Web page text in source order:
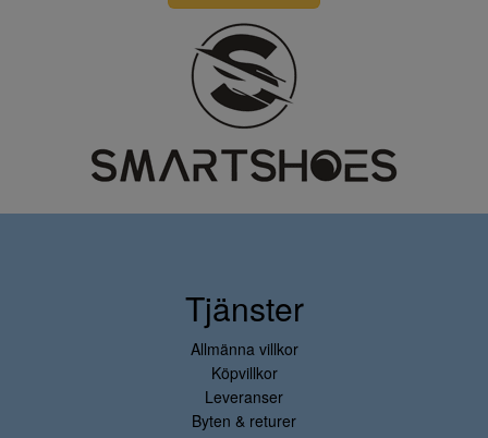
Tjänster
Allmänna villkor
Köpvillkor
Leveranser
Byten & returer